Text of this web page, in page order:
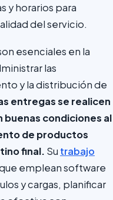
y horarios para
del servicio.
esenciales en la
las
y la distribución de
entregas se realicen
condiciones al
de productos
final. Su trabajo
emplean software
y cargas, planificar